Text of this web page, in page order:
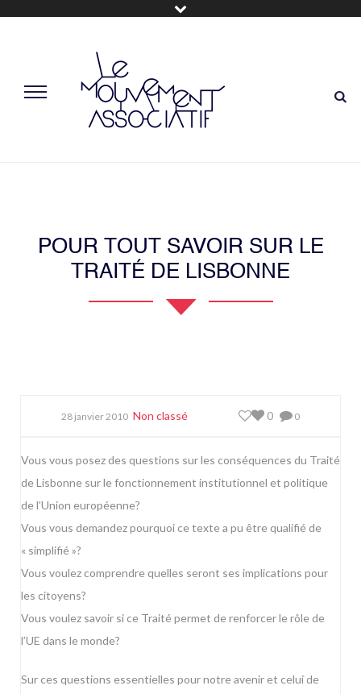
POUR TOUT SAVOIR SUR LE
TRAITÉ DE LISBONNE
28 janvier 2010 Non classé 0
0
Vous vous posez des questions sur les conséquences du Traité
de Lisbonne sur le fonctionnement institutionnel et politique
de l’Union européenne?
Vous vous demandez pourquoi ce texte a pu être qualifié de
« simplifié »?
Vous voulez comprendre quelles seront ses implications pour
les citoyens?
Vous voulez savoir si ce Traité permet de renforcer le rôle de
l’UE dans le monde?
Sur ces questions essentielles pour notre avenir et celui de